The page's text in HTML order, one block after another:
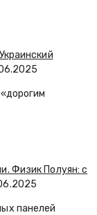
Физик Полуян: с
панелей